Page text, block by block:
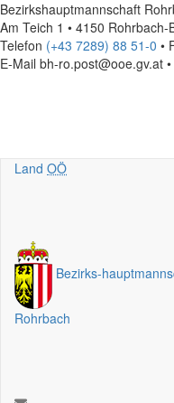
Bezirkshauptmannschaft
Am Teich 1 • 4150 Rohrbach-
Telefon (+43 7289) 88 51-0 •
E-Mail bh-ro.post@ooe.gv.at
Land OÖ
Bezirks-
Rohrbach